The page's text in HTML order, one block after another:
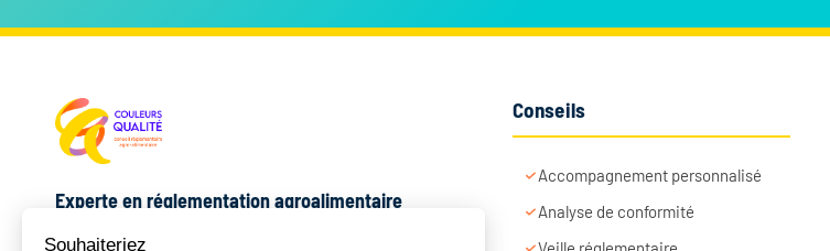
Experte en réglementation agroalimentaire
Conseils
Accompagnement personnalisé
Analyse de conformité